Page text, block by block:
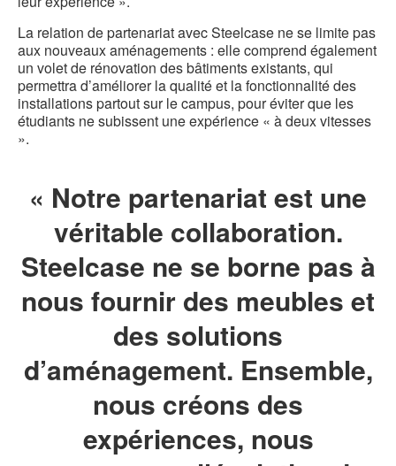
La relation de partenariat avec Steelcase ne se limite pas
aux nouveaux aménagements : elle comprend également
un volet de rénovation des bâtiments existants, qui
permettra d’améliorer la qualité et la fonctionnalité des
installations partout sur le campus, pour éviter que les
étudiants ne subissent une expérience « à deux vitesses
».
« Notre partenariat est une
véritable collaboration.
Steelcase ne se borne pas à
nous fournir des meubles et
des solutions
d’aménagement. Ensemble,
nous créons des
expériences, nous